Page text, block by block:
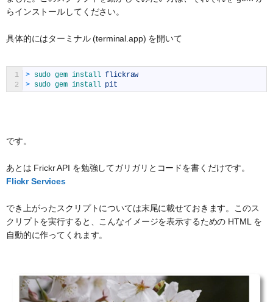
らインストールしてください。
具体的にはターミナル (terminal.app) を開いて
1
2
> sudo gem install flickraw
> sudo gem install pit
です。
あとは Frickr API を勉強してガリガリとコードを書くだけです。
Flickr Services
でき上がったスクリプトについては末尾に載せておきます。このス
クリプトを実行すると、こんなイメージを表示するための HTML を
自動的に作ってくれます。